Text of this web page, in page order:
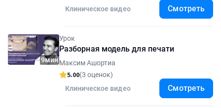
Клиническое видео
Смотреть
9мин
Урок
Разборная модель для печати
Максим Ашортиа
5.00(3 оценок)
Клиническое видео
Смотреть